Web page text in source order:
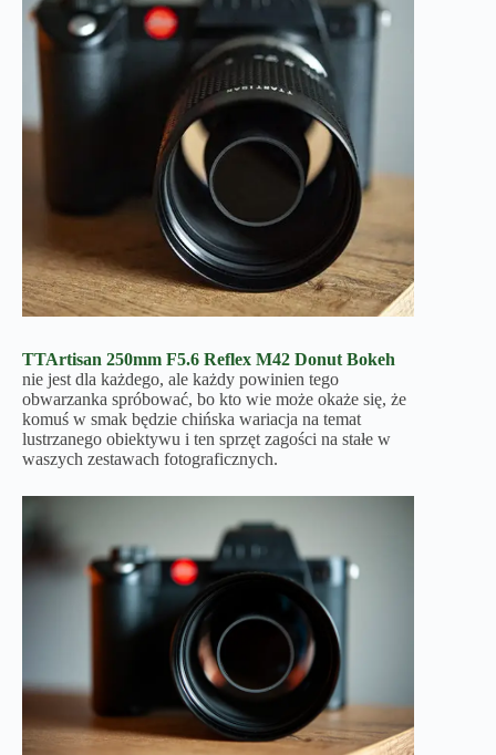
TTArtisan 250mm F5.6 Reflex M42 Donut Bokeh
nie jest dla każdego, ale każdy powinien tego
obwarzanka spróbować, bo kto wie może okaże się, że
komuś w smak będzie chińska wariacja na temat
lustrzanego obiektywu i ten sprzęt zagości na stałe w
waszych zestawach fotograficznych.